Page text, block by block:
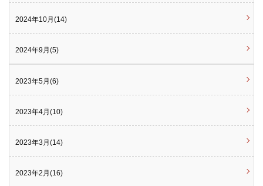
2024年10月(14)
2024年9月(5)
2023年5月(6)
2023年4月(10)
2023年3月(14)
2023年2月(16)